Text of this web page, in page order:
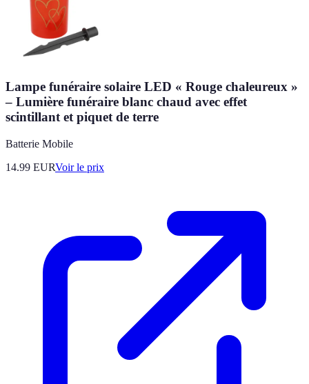
Lampe funéraire solaire LED « Rouge chaleureux »
– Lumière funéraire blanc chaud avec effet
scintillant et piquet de terre
Batterie Mobile
14.99 EURVoir le prix